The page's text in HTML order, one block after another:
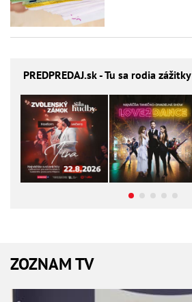
PREDPREDAJ.sk - Tu sa rodia zážitky
ZOZNAM TV